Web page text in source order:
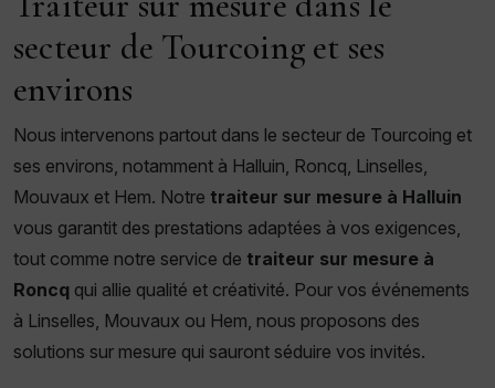
secteur de Tourcoing et ses
environs
Nous intervenons partout dans le secteur de Tourcoing et
ses environs, notamment à Halluin, Roncq, Linselles,
Mouvaux et Hem. Notre traiteur sur mesure à Halluin
vous garantit des prestations adaptées à vos exigences,
tout comme notre service de traiteur sur mesure à
Roncq qui allie qualité et créativité. Pour vos événements
à Linselles, Mouvaux ou Hem, nous proposons des
solutions sur mesure qui sauront séduire vos invités.